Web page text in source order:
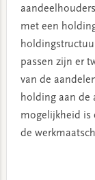
met een
passen zijn er
van de
holding aan de
mogelijkheid is
de